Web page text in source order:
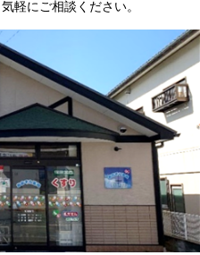
軽にご相談ください。